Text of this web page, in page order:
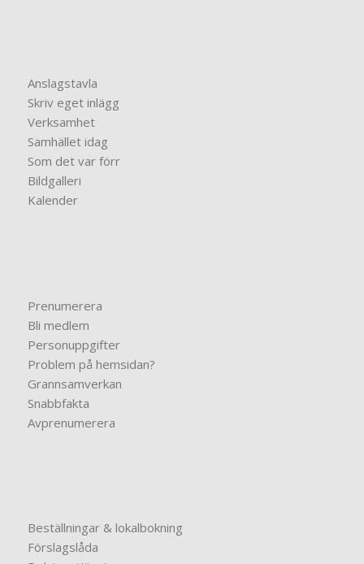
Anslagstavla
Skriv eget inlägg
Verksamhet
Samhället idag
Som det var förr
Bildgalleri
Kalender
Prenumerera
Bli medlem
Personuppgifter
Problem på hemsidan?
Grannsamverkan
Snabbfakta
Avprenumerera
Beställningar & lokalbokning
Förslagslåda